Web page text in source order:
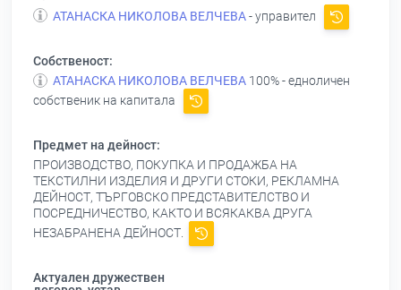
АТАНАСКА НИКОЛОВА ВЕЛЧЕВА- управител
Собственост:
АТАНАСКА НИКОЛОВА ВЕЛЧЕВА 100% - едноличен
собственик на капитала
Предмет на дейност:
ПРОИЗВОДСТВО, ПОКУПКА И ПРОДАЖБА НА
ТЕКСТИЛНИ ИЗДЕЛИЯ И ДРУГИ СТОКИ, РЕКЛАМНА
ДЕЙНОСТ, ТЪРГОВСКО ПРЕДСТАВИТЕЛСТВО И
ПОСРЕДНИЧЕСТВО, КАКТО И ВСЯКАКВА ДРУГА
НЕЗАБРАНЕНА ДЕЙНОСТ.
Актуален дружествен